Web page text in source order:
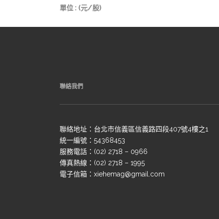
單位 : (元/股)
聯絡我們
聯絡地址：台北市信義區信義路四段407號4樓之1
統一編號：54368453
服務電話：(02) 2718 – 0966
傳真熱線：(02) 2718 – 1995
電子信箱：xiehemag@gmail.com